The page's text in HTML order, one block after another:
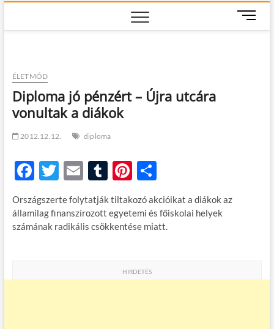
M
e
ÉLETMÓD
Diploma jó pénzért – Újra utcára
vonultak a diákok
2012.12.12. diploma
F
ac
e
b
T
w
itt
er
E
m
ail
T
u
m
bl
Pi
nt
er
es
O
ss
za
m
Országszerte folytatják tiltakozó akcióikat a diákok az
államilag finanszírozott egyetemi és főiskolai helyek
számának radikális csökkentése miatt.
HIRDETÉS